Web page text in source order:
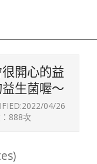
很開心的益
生菌喔～
2022/04/26
888次